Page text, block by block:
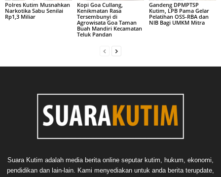
Polres Kutim Musnahkan
Narkotika Sabu Senilai
Rp1,3 Miliar
Kopi Goa Cullang,
Kenikmatan Rasa
Tersembunyi di
Agrowisata Goa Taman
Buah Mandiri Kecamatan
Teluk Pandan
Gandeng DPMPTSP
Kutim, LPB Pama Gelar
Pelatihan OSS-RBA dan
NIB Bagi UMKM Mitra
Suara Kutim adalah media berita online seputar kutim, hukum, ekonomi,
pendidikan dan lain-lain. Kami menyediakan untuk anda berita terupdate,